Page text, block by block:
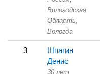
Вологодская
Область,
Вологда
3
Шпагин
Денис
30 лет